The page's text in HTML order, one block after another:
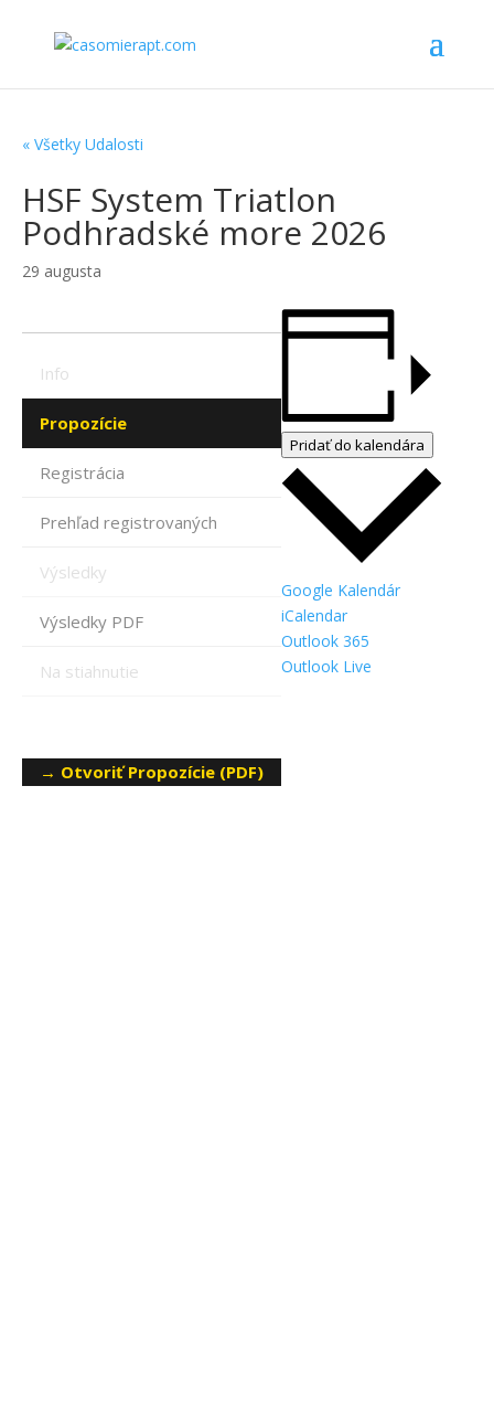
« Všetky Udalosti
HSF System Triatlon
Podhradské more 2026
29 augusta
Info
Propozície
Registrácia
Prehľad registrovaných
Výsledky
Výsledky PDF
Na stiahnutie
→ Otvoriť Propozície (PDF)
Pridať do kalendára
Google Kalendár
iCalendar
Outlook 365
Outlook Live